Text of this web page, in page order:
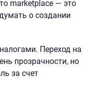
marketplace — это
о создании
Переход на
прозрачности, но
за счет